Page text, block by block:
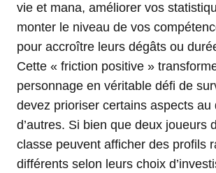
vie et mana, améliorer vos
monter le niveau de vos
pour accroître leurs dégâts ou
Cette « friction positive »
personnage en véritable défi de
devez prioriser certains aspects au
d’autres. Si bien que deux joueurs
classe peuvent afficher des profils
différents selon leurs choix